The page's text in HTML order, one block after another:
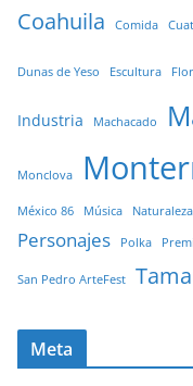
Coahuila
Comida
Dunas de Yeso Escultura
Industria Machacado
Monclova
México 86 Música Naturaleza
Personajes Polka
San Pedro ArteFest
Meta